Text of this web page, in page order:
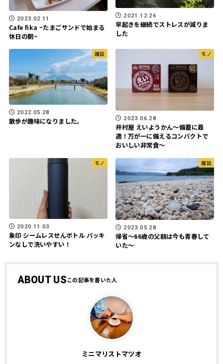
2023.02.11
Cafe fika ~たまごサンドで始まる
休日の朝~
2021.12.26
早起きを継続でストレスが減りま
した
雑談
2022.05.28
散歩が趣味になりました。
モノ
2023.06.28
井村屋 えいようかん～備蓄に最
適！万が一に備えるコンパクトで
おいしい非常食～
モノ
2020.11.03
象印 シームレスせんボトル パッキ
ンなしで洗いやすい！
雑談
2023.05.28
帰省～66歳の父親は今も青春して
いた～
ABOUT US
ミニマリストマツオ